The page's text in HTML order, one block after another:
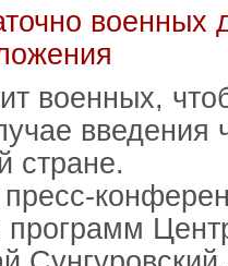
военных,
введения
стране.
программ